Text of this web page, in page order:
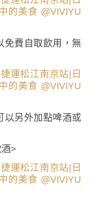
免費自取飲用，無
以另外加點啤酒或
>